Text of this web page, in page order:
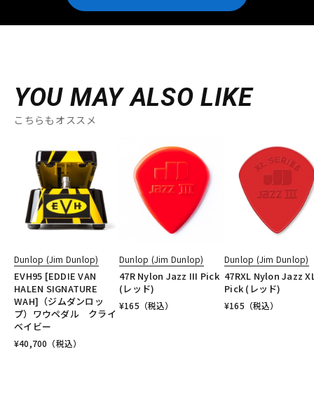
YOU MAY ALSO LIKE
こちらもオススメ
Dunlop (Jim Dunlop)
EVH95 [EDDIE VAN
HALEN SIGNATURE
WAH]（ジムダンロッ
プ）ワウペダル クライ
ベイビー
¥40,700 （税込）
Dunlop (Jim Dunlop)
47R Nylon Jazz III Pick
(レッド)
¥165 （税込）
Dunlop (Jim Dunlop)
47RXL Nylon Jazz
Pick (レッド)
¥165 （税込）